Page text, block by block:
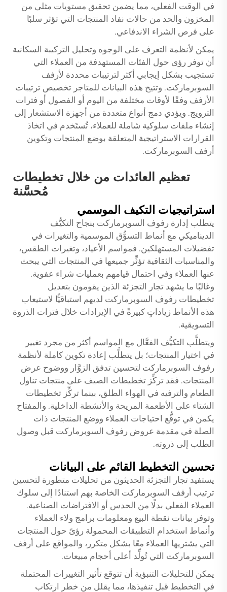
في الوقت الفعلي، مما يضمن تحقيق مستويات مثلى من
المخزون والحد من حالات نفاد المنتجات التي تؤثر سلبًا
على فرص الشراء الاندفاعي.
يمكن لأنظمة التعرف على الوجوه وتحليل التركيبة السكانية
أن توفر رؤى حول الفئات المستهدفة من العملاء التي
تستجيب بشكل إيجابي أكثر لترتيبات محددة لأرفف
السوبرماركت. وتتيح هذه البيانات للمتاجر تخصيص ترتيبات
الأرفف وفقًا لأوقات مختلفة من اليوم أو الفصول أو فترات
الترويج. ويؤدي دمج أنواع متعددة من أجهزة الاستشعار إلى
إنشاء ملفات سلوكية شاملة للعملاء، تُستَخدم في اتخاذ
القرارات الاستراتيجية المتعلقة بوضع المنتجات وتكوين
أرفف السوبرماركت.
تعظيم العائدات من خلال تخطيطات
مُحسَّنة
استراتيجيات التكيف الموسمي
يتطلب إدارة رفوف السوبرماركت بنجاح التكيُّف
الديناميكي مع أنماط التسوُّق الموسمية والتغيرات في
تفضيلات المستهلكين. فمواسم الأعياد، وتغيرات الطقس،
والمناسبات الثقافية تؤثِّر جميعها في المنتجات التي يبحث
عنها العملاء وفي احتمال قيامهم بعمليات شراء عفوية.
وغالبًا ما يشهد تجار التجزئة الذين يقومون بتعديل
تخطيطات رفوف السوبرماركت لديهم استباقيًّا لاستيعاب
هذه الأنماط زياداتٍ كبيرةً في الإيرادات خلال فترات الذروة
التسويقية.
ويتطلَّب التكيُّف الفعَّال مع المواسم أكثر من مجرد تغيير
في اختيار المنتجات؛ بل يتطلَّب إعادة تكوين كاملة لأنظمة
رفوف السوبرماركت لتحسين تدفق الزوَّار ووضوح عرض
المنتجات. فقد تركِّز تخطيطات الصيف على منتجات تناول
الطعام والترفيه في الهواء الطلق، بينما تركِّز تخطيطات
الشتاء على الأطعمة المريحة والأنشطة الداخلية. والمفتاح
يكمن في توقُّع احتياجات العملاء ووضع المنتجات ذات
الصلة في مقدمة عروض رفوف السوبرماركت قبل وصول
الطلب إلى ذروته.
تحسين التخطيط القائم على البيانات
يستفيد تجار التجزئة الحديثون من تحليلات متطورة لتحسين
ترتيب أرفف السوبرماركت الخاصة بهم استنادًا إلى سلوك
العملاء الفعلي بدلًا من الحدس أو الافتراضات الصناعية.
وتوفر بيانات نقطة البيع ومعلومات برامج ولاء العملاء
وأنماط استخدام التطبيقات المحمولة رؤىً حول المنتجات
التي يشتريها العملاء معًا بشكل متكرر، والمواقع على أرفف
السوبرماركت التي تُولِّد أعلى أحجام مبيعات.
يمكن للتحليلات التنبؤية أن تتوقع تأثير التغييرات المحتملة
في التخطيط قبل تنفيذها، مما يقلل من خطر ارتكاب